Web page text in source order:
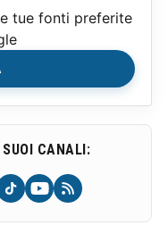
tue fonti preferite
CANALI: